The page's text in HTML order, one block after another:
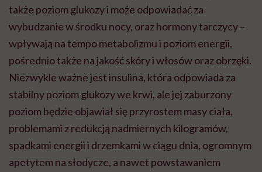
także poziom glukozy i może odpowiadać za
wybudzanie w środku nocy, oraz hormony tarczycy –
wpływają na tempo metabolizmu i poziom energii,
pośrednio także na jakość skóry i włosów oraz obrzęki.
Niezwykle ważne jest insulina, która odpowiada za
stabilny poziom glukozy we krwi, ale jej zaburzony
poziom będzie objawiał się przyrostem masy ciała,
problemami z redukcją nadmiernych kilogramów,
spadkami energii i drzemkami w ciągu dnia, ogromnym
apetytem na słodycze, a nawet powstawaniem